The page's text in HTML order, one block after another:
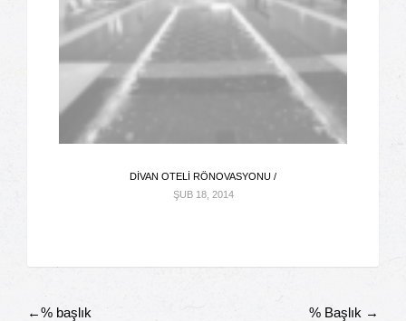
DIVAN OTELI RÖNOVASYONU /
ŞUB 18, 2014
←% başlık % Başlık →